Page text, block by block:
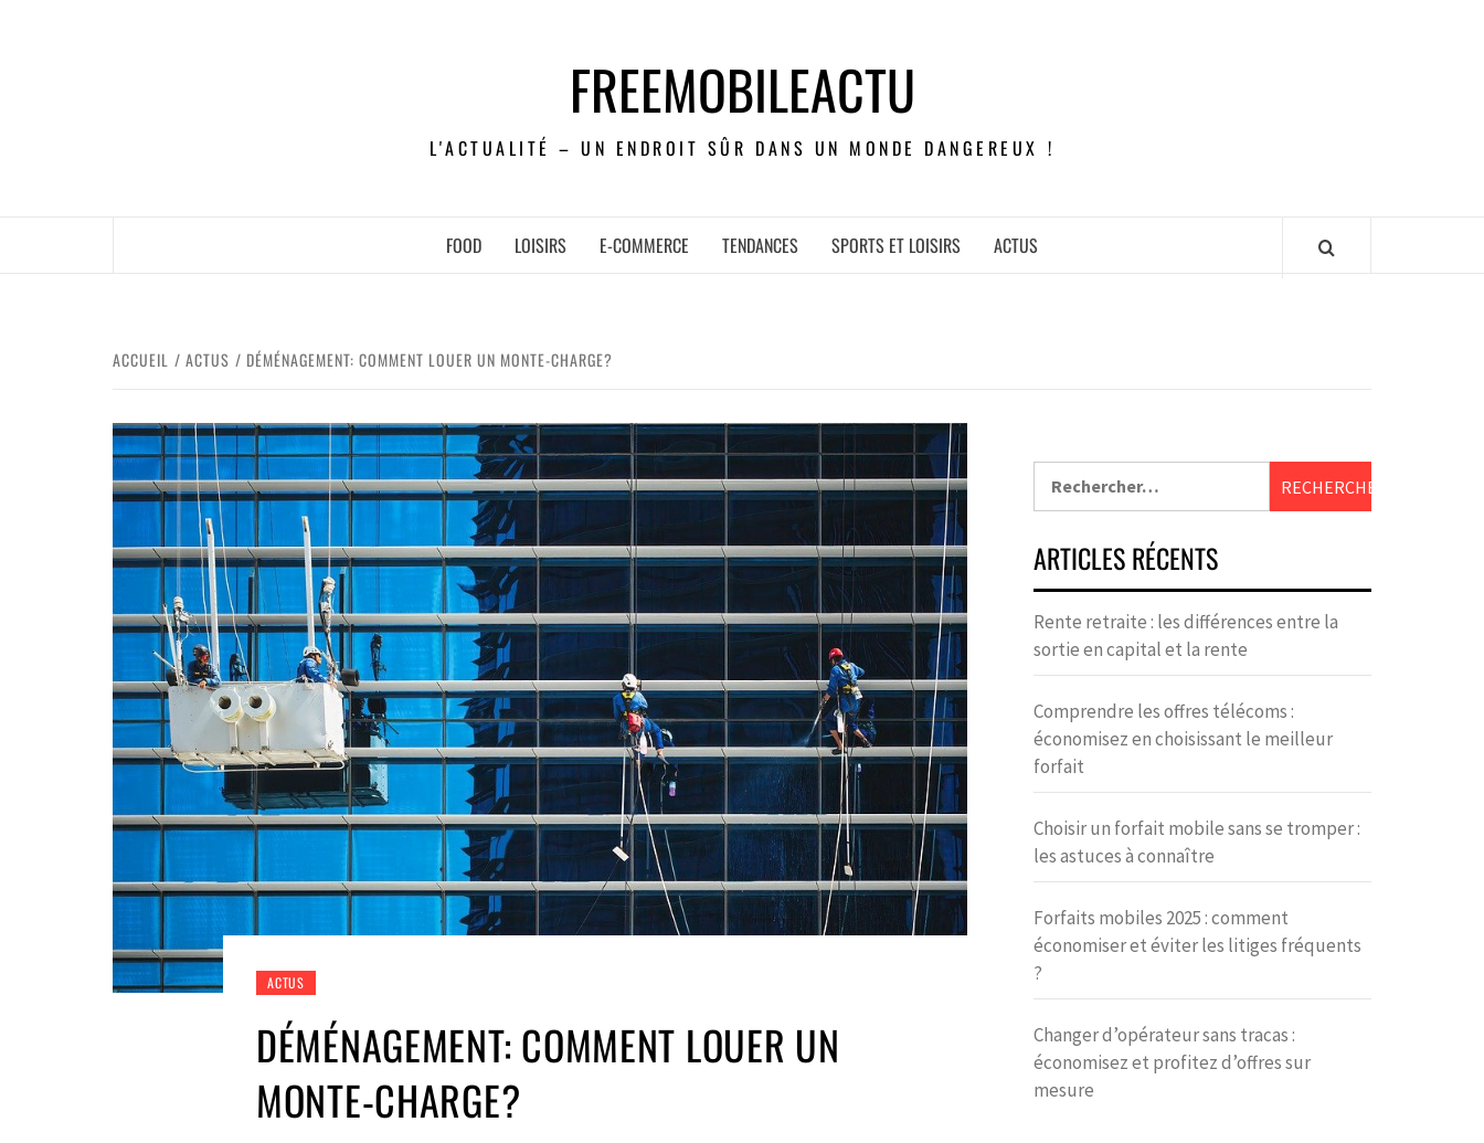
FREEMOBILEACTU
L'ACTUALITÉ – UN ENDROIT SÛR DANS UN MONDE DANGEREUX !
FOOD LOISIRS E-COMMERCE TENDANCES SPORTS ET LOISIRS ACTUS
ACCUEIL ACTUS DÉMÉNAGEMENT: COMMENT LOUER UN MONTE-CHARGE?
ACTUS
DÉMÉNAGEMENT: COMMENT LOUER UN
MONTE-CHARGE?
ARTICLES RÉCENTS
Rente retraite : les différences entre la
sortie en capital et la rente
Comprendre les offres télécoms :
économisez en choisissant le meilleur
forfait
Choisir un forfait mobile sans se tromper :
les astuces à connaître
Forfaits mobiles 2025 : comment
économiser et éviter les litiges fréquents
?
Changer d’opérateur sans tracas :
économisez et profitez d’offres sur
mesure